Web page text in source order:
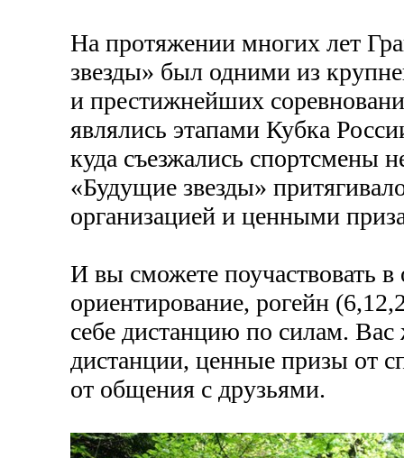
На протяжении многих лет
звезды» был одними из
и престижнейших
являлись этапами Кубка
куда съезжались спортсмены
«Будущие звезды»
организацией и ценными
И вы сможете поучаствовать
ориентирование, рогейн
себе дистанцию по силам.
дистанции, ценные призы от
от общения с друзьями.